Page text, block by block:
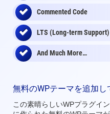
Commented Code
LTS (Long-term Support)
And Much More…
無料のWPテーマを追加し
この素晴らしいWPプラグイ